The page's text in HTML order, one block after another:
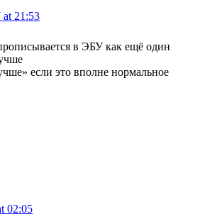
at 21:53
в ЭБУ как ещё один
если это вполне нормальное
02:05